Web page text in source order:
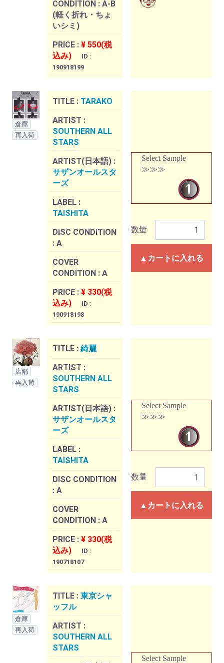
CONDITION : A-B
(軽く折れ・ちょ
いシミ)
PRICE : ¥ 550(税
込み)
ID :
190918199
倉庫
再入荷
TITLE : TARAKO
ARTIST :
SOUTHERN ALL
STARS
ARTIST(日本語) :
サザンオールスタ
ーズ
LABEL :
TAISHITA
DISC CONDITION
: A
COVER
CONDITION : A
PRICE : ¥ 330(税
込み)
ID :
190918198
Select Sample
≫≫≫
数量
▲カートに入れる
店舗
再入荷
TITLE : 綺麗
ARTIST :
SOUTHERN ALL
STARS
ARTIST(日本語) :
サザンオールスタ
ーズ
LABEL :
TAISHITA
DISC CONDITION
: A
COVER
CONDITION : A
PRICE : ¥ 330(税
込み)
ID :
190718107
Select Sample
≫≫≫
数量
▲カートに入れる
倉庫
再入荷
TITLE : 東京シャ
ッフル
ARTIST :
SOUTHERN ALL
STARS
Select Sample